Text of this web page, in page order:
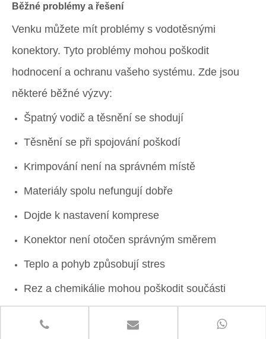
Běžné problémy a řešení
Venku můžete mít problémy s vodotěsnými
konektory. Tyto problémy mohou poškodit
hodnocení a ochranu vašeho systému. Zde jsou
některé běžné výzvy:
Špatný vodič a těsnění se shodují
Těsnění se při spojování poškodí
Krimpování není na správném místě
Materiály spolu nefungují dobře
Dojde k nastavení komprese
Konektor není otočen správným směrem
Teplo a pohyb způsobují stres
Rez a chemikálie mohou poškodit součásti